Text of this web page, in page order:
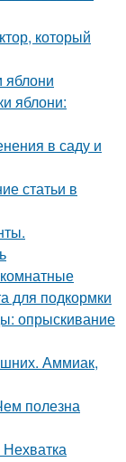
который
яблони:
в саду и
статьи в
для подкормки
опрыскивание
Аммиак,
полезна